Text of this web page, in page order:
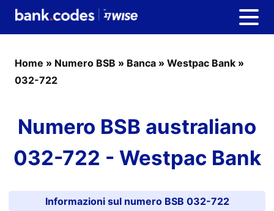
Home » Numero BSB » Banca » Westpac Bank »
032-722
Numero BSB australiano
032-722 - Westpac Bank
Informazioni sul numero BSB 032-722